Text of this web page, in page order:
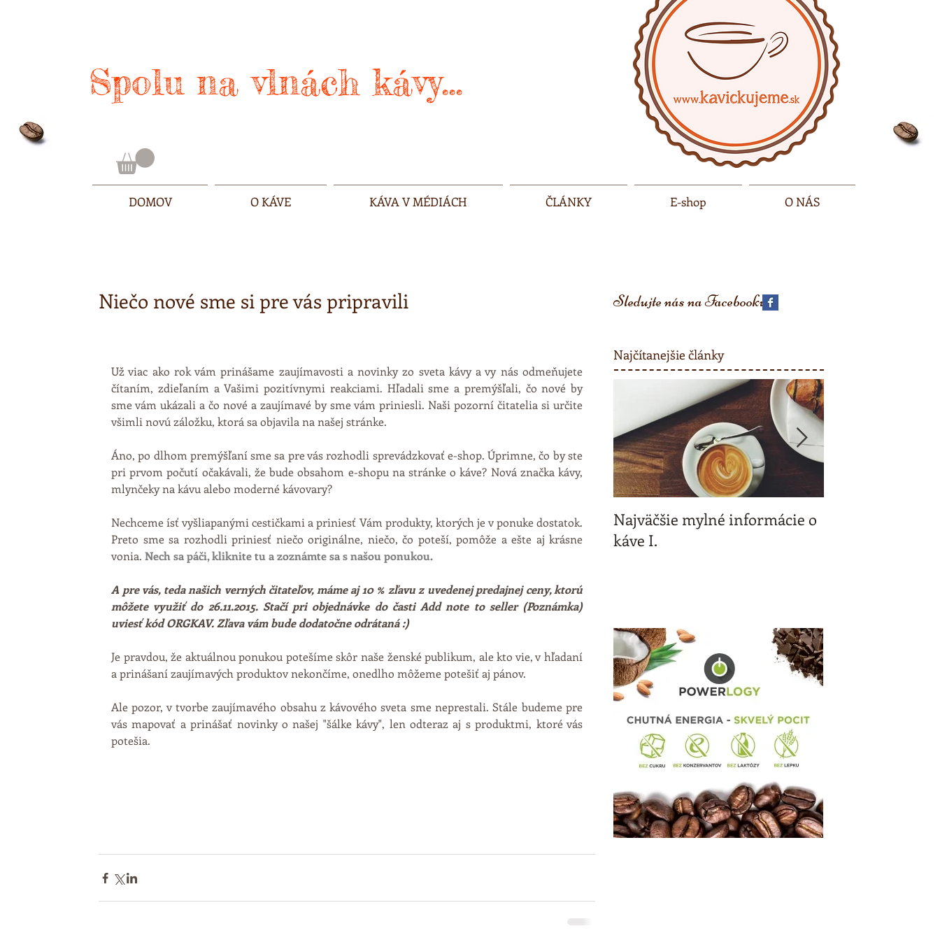
DOMOV O KÁVE KÁVA V MÉDIÁCH ČLÁNKY E-shop O NÁS
Spolu na vlnách kávy...
Niečo nové sme si pre vás pripravili
Už viac ako rok vám prinášame zaujímavosti a novinky zo sveta kávy a vy nás odmeňujete
čítaním, zdieľaním a Vašimi pozitívnymi reakciami. Hľadali sme a premýšľali, čo nové by
sme vám ukázali a čo nové a zaujímavé by sme vám priniesli. Naši pozorní čitatelia si určite
všimli novú záložku, ktorá sa objavila na našej stránke.
Áno, po dlhom premýšľaní sme sa pre vás rozhodli sprevádzkovať e-shop. Úprimne, čo by ste
pri prvom počutí očakávali, že bude obsahom e-shopu na stránke o káve? Nová značka kávy,
mlynčeky na kávu alebo moderné kávovary?
Nechceme ísť vyšliapanými cestičkami a priniesť Vám produkty, ktorých je v ponuke dostatok.
Preto sme sa rozhodli priniesť niečo originálne, niečo, čo poteší, pomôže a ešte aj krásne
vonia. Nech sa páči, kliknite tu a zoznámte sa s našou ponukou.
A pre vás, teda našich verných čitateľov, máme aj 10 % zľavu z uvedenej predajnej ceny, ktorú
môžete využiť do 26.11.2015. Stačí pri objednávke do časti Add note to seller (Poznámka)
uviesť kód ORGKAV. Zľava vám bude dodatočne odrátaná :)
Je pravdou, že aktuálnou ponukou potešíme skôr naše ženské publikum, ale kto vie, v hľadaní
a prinášaní zaujímavých produktov nekončíme, onedlho môžeme potešiť aj pánov.
Ale pozor, v tvorbe zaujímavého obsahu z kávového sveta sme neprestali. Stále budeme pre
vás mapovať a prinášať novinky o našej "šálke kávy", len odteraz aj s produktmi, ktoré vás
potešia.
Sledujte nás naFacebooku
Najčítanejšie články
Najväčšie mylné informácie o
káve I.